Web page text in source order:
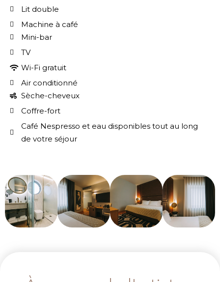
Lit double
Machine à café
Mini-bar
TV
Wi-Fi gratuit
Air conditionné
Sèche-cheveux
Coffre-fort
Café Nespresso et eau disponibles tout au long
de votre séjour